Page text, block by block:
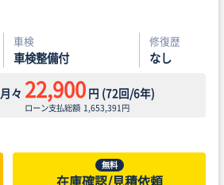
車検
車検整備付
修復歴
なし
月々 22,900円 (72回/6年)
ローン支払総額 1,653,391円
無料
在庫確認/見積依頼